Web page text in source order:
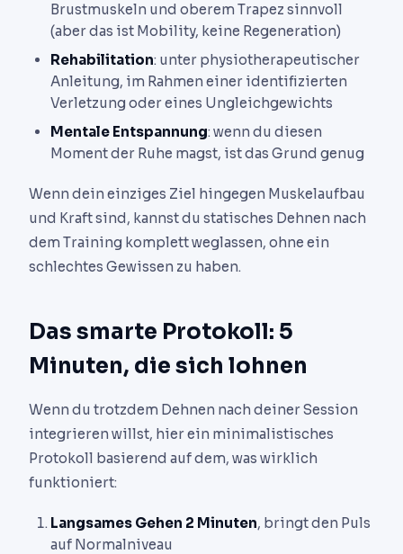
Brustmuskeln und oberem Trapez sinnvoll
(aber das ist Mobility, keine Regeneration)
Rehabilitation: unter physiotherapeutischer
Anleitung, im Rahmen einer identifizierten
Verletzung oder eines Ungleichgewichts
Mentale Entspannung: wenn du diesen
Moment der Ruhe magst, ist das Grund genug
Wenn dein einziges Ziel hingegen Muskelaufbau
und Kraft sind, kannst du statisches Dehnen nach
dem Training komplett weglassen, ohne ein
schlechtes Gewissen zu haben.
Das smarte Protokoll: 5
Minuten, die sich lohnen
Wenn du trotzdem Dehnen nach deiner Session
integrieren willst, hier ein minimalistisches
Protokoll basierend auf dem, was wirklich
funktioniert:
Langsames Gehen 2 Minuten, bringt den Puls
auf Normalniveau